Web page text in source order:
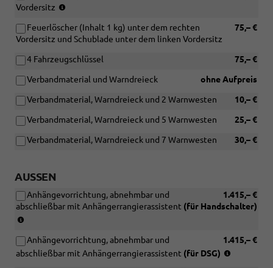
Vordersitz
Verbindung
mit
Ohne
Schubladen
den
oder
Schublade
Vordersitz)
75,– €
Feuerlöscher (Inhalt 1 kg) unter dem rechten
Vordersitz und Schublade unter dem linken Vordersitz
75,– €
4 Fahrzeugschlüssel
ohne Aufpreis
Verbandmaterial und Warndreieck
10,– €
Verbandmaterial, Warndreieck und 2 Warnwesten
25,– €
Verbandmaterial, Warndreieck und 5 Warnwesten
30,– €
Verbandmaterial, Warndreieck und 7 Warnwesten
AUSSEN
1.415,– €
Anhängevorrichtung, abnehmbar und
abschließbar mit Anhängerrangierassistent (für Handschalter)
Verbindung
mit
1.415,– €
Anhängevorrichtung, abnehmbar und
abschließbar mit Anhängerrangierassistent (für DSG)